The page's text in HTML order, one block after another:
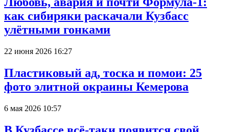
как сибиряки раскачали Кузбасс
улётными гонками
22 июня 2026 16:27
Пластиковый ад, тоска и помои: 25
фото элитной окраины Кемерова
6 мая 2026 10:57